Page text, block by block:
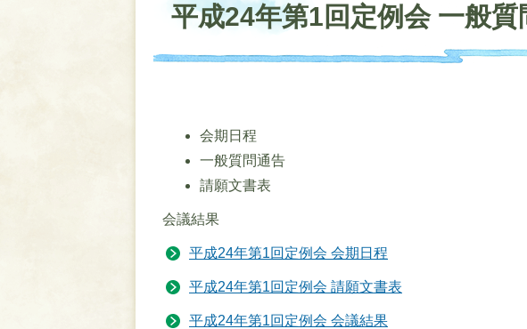
平成24年第1回定例会 一般質
会期日程
一般質問通告
請願文書表
会議結果
平成24年第1回定例会 会期日程
平成24年第1回定例会 請願文書表
平成24年第1回定例会 会議結果